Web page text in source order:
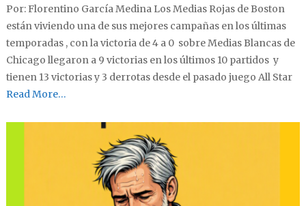
Por: Florentino García Medina Los Medias Rojas de Boston
están viviendo una de sus mejores campañas en los últimas
temporadas , con la victoria de 4 a 0 sobre Medias Blancas de
Chicago llegaron a 9 victorias en los últimos 10 partidos y
tienen 13 victorias y 3 derrotas desde el pasado juego All Star
Read More…